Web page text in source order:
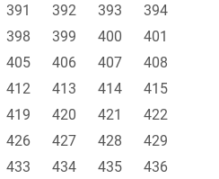
391 392 393
394
398 399 400
401
405 406 407
408
412 413 414
415
419 420 421
422
426 427 428
429
433 434 435
436